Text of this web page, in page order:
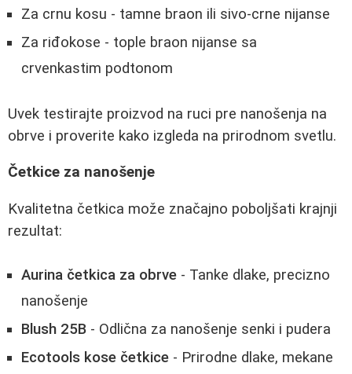
Za crnu kosu - tamne braon ili sivo-crne nijanse
Za riđokose - tople braon nijanse sa
crvenkastim podtonom
Uvek testirajte proizvod na ruci pre nanošenja na
obrve i proverite kako izgleda na prirodnom svetlu.
Četkice za nanošenje
Kvalitetna četkica može značajno poboljšati krajnji
rezultat:
Aurina četkica za obrve - Tanke dlake, precizno
nanošenje
Blush 25B - Odlična za nanošenje senki i pudera
Ecotools kose četkice - Prirodne dlake, mekane